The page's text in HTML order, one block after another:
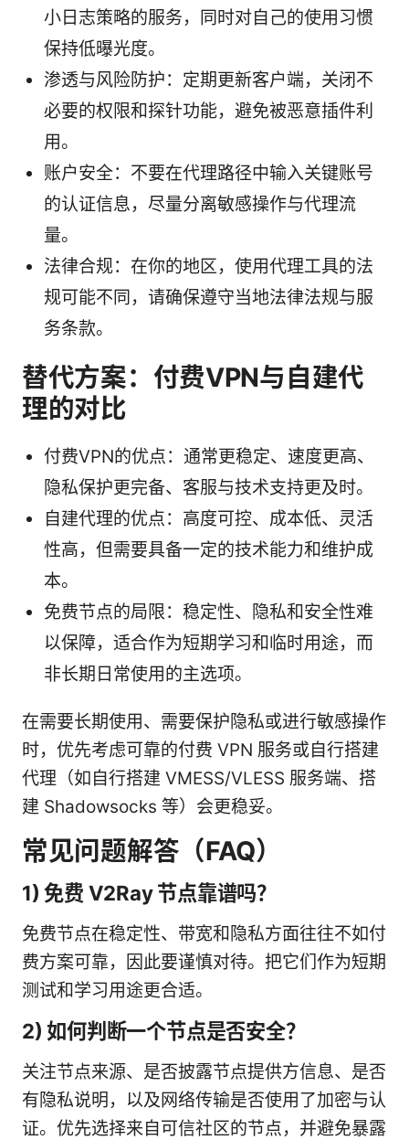
小日志策略的服务，同时对自己的使用习惯
保持低曝光度。
渗透与风险防护：定期更新客户端，关闭不
必要的权限和探针功能，避免被恶意插件利
用。
账户安全：不要在代理路径中输入关键账号
的认证信息，尽量分离敏感操作与代理流
量。
法律合规：在你的地区，使用代理工具的法
规可能不同，请确保遵守当地法律法规与服
务条款。
替代方案：付费VPN与自建代
理的对比
付费VPN的优点：通常更稳定、速度更高、
隐私保护更完备、客服与技术支持更及时。
自建代理的优点：高度可控、成本低、灵活
性高，但需要具备一定的技术能力和维护成
本。
免费节点的局限：稳定性、隐私和安全性难
以保障，适合作为短期学习和临时用途，而
非长期日常使用的主选项。
在需要长期使用、需要保护隐私或进行敏感操作
时，优先考虑可靠的付费 VPN 服务或自行搭建
代理（如自行搭建 VMESS/VLESS 服务端、搭
建 Shadowsocks 等）会更稳妥。
常见问题解答（FAQ）
1) 免费 V2Ray 节点靠谱吗？
免费节点在稳定性、带宽和隐私方面往往不如付
费方案可靠，因此要谨慎对待。把它们作为短期
测试和学习用途更合适。
2) 如何判断一个节点是否安全？
关注节点来源、是否披露节点提供方信息、是否
有隐私说明，以及网络传输是否使用了加密与认
证。优先选择来自可信社区的节点，并避免暴露